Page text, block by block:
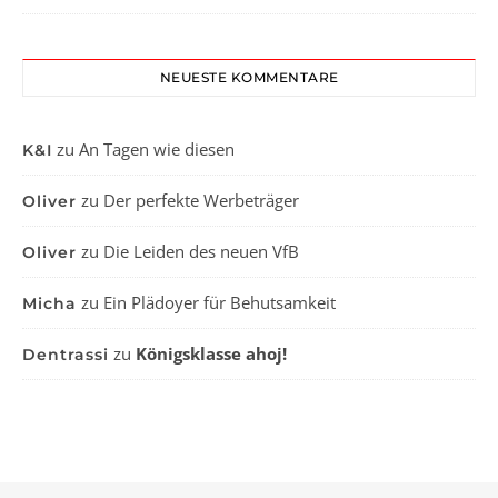
NEUESTE KOMMENTARE
K&I zu An Tagen wie diesen
Oliver zu Der perfekte Werbeträger
Oliver zu Die Leiden des neuen VfB
Micha zu Ein Plädoyer für Behutsamkeit
Dentrassi zu Königsklasse ahoj!